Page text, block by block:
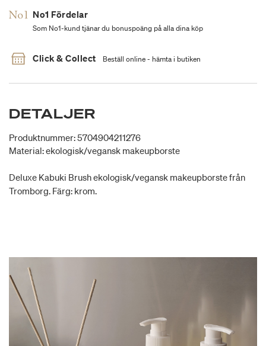
No1 Fördelar
Som No1-kund tjänar du bonuspoäng på alla dina köp
Click & Collect Beställ online - hämta i butiken
DETALJER
Produktnummer: 5704904211276
Material: ekologisk/vegansk makeupborste
Deluxe Kabuki Brush ekologisk/vegansk makeupborste från
Tromborg. Färg: krom.